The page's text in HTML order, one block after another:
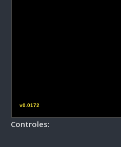
v0.0172
Controles: